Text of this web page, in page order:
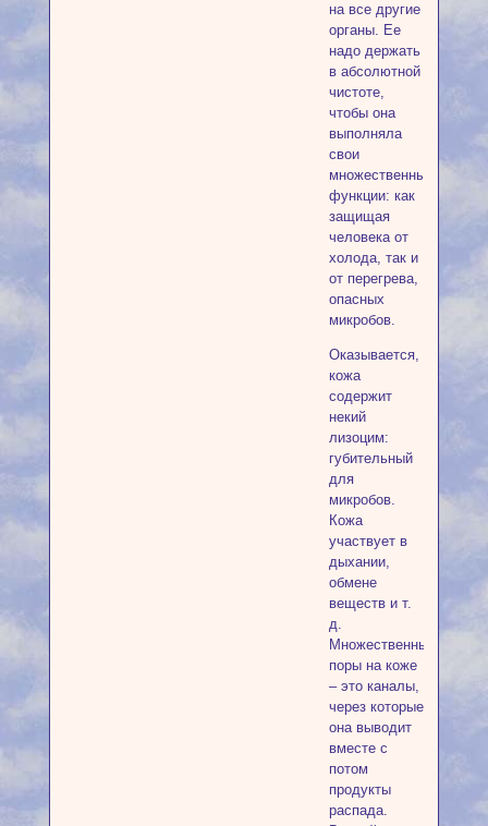
на все другие
органы. Ее
надо держать
в абсолютной
чистоте,
чтобы она
выполняла
свои
множественные
функции: как
защищая
человека от
холода, так и
от перегрева,
опасных
микробов.
Оказывается,
кожа
содержит
некий
лизоцим:
губительный
для
микробов.
Кожа
участвует в
дыхании,
обмене
веществ и т.
д.
Множественные
поры на коже
– это каналы,
через которые
она выводит
вместе с
потом
продукты
распада.